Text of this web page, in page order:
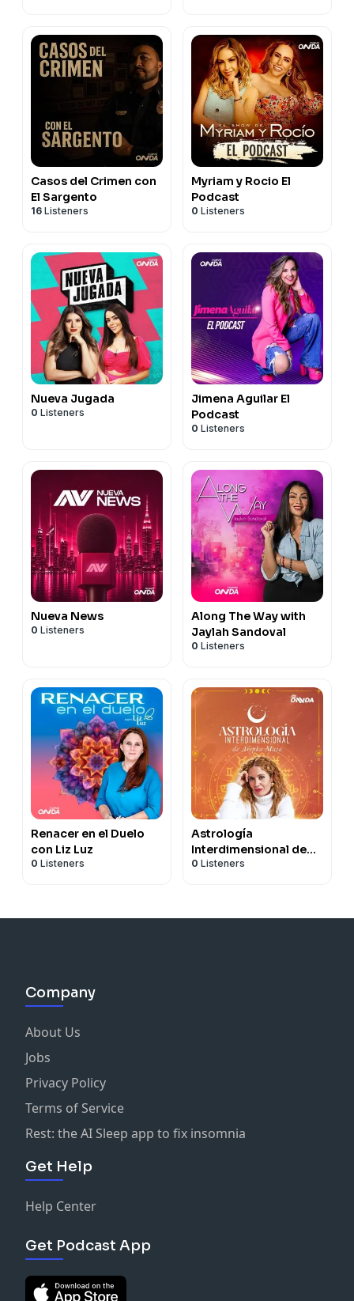
Casos del Crimen con
El Sargento
16 Listeners
Myriam y Rocio El
Podcast
0 Listeners
Nueva Jugada
0 Listeners
Jimena Aguilar El
Podcast
0 Listeners
Nueva News
0 Listeners
Along The Way with
Jaylah Sandoval
0 Listeners
Renacer en el Duelo
con Liz Luz
0 Listeners
Astrología
Interdimensional de
Aripka Maia
0 Listeners
Company
About Us
Jobs
Privacy Policy
Terms of Service
Rest: the AI Sleep app to fix insomnia
Get Help
Help Center
Get Podcast App